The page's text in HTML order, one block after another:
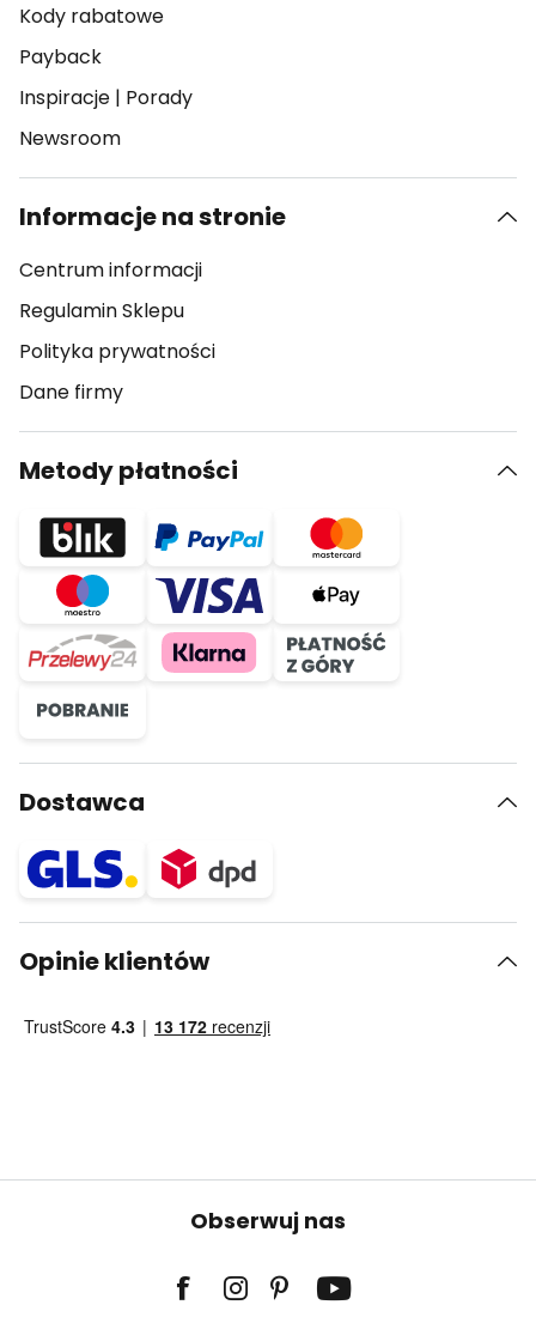
Kody rabatowe
Payback
Inspiracje | Porady
Newsroom
Informacje na stronie
Centrum informacji
Regulamin Sklepu
Polityka prywatności
Dane firmy
Metody płatności
Dostawca
Opinie klientów
Obserwuj nas